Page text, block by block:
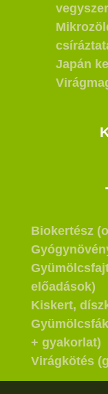
Japán
Biokertész
előadások)
Kiskert,
+ gyakorlat)
Virágkötés